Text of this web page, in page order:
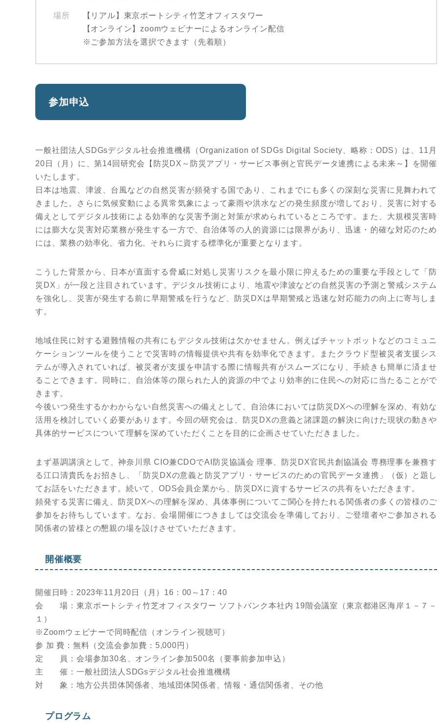
場所
【リアル】東京ポートシティ竹芝オフィスタワー
【オンライン】zoomウェビナーによるオンライン配信
※ご参加方法を選択できます（先着順）
参加申込
一般社団法人SDGsデジタル社会推進機構（Organization of SDGs Digital Society、略称：ODS）は、11月
20日（月）に、第14回研究会【防災DX～防災アプリ・サービス事例と官民データ連携による未来～】を開催
いたします。
日本は地震、津波、台風などの自然災害が頻発する国であり、これまでにも多くの深刻な災害に見舞われて
きました。さらに気候変動による異常気象によって豪雨や洪水などの発生頻度が増しており、災害に対する
備えとしてデジタル技術による効率的な災害予測と対策が求められているところです。また、大規模災害時
には膨大な災害対応業務が発生する一方で、自治体等の人的資源には限界があり、迅速・的確な対応のため
には、業務の効率化、省力化、それらに資する標準化が重要となります。
こうした背景から、日本が直面する脅威に対処し災害リスクを最小限に抑えるための重要な手段として「防
災DX」が一段と注目されています。デジタル技術により、地震や津波などの自然災害の予測と警戒システム
を強化し、災害が発生する前に早期警戒を行うなど、防災DXは早期警戒と迅速な対応能力の向上に寄与しま
す。
地域住民に対する避難情報の共有にもデジタル技術は欠かせません。例えばチャットボットなどのコミュニ
ケーションツールを使うことで災害時の情報提供や共有を効率化できます。またクラウド型被災者支援シス
テムが導入されていれば、被災者が支援を申請する際に情報共有がスムーズになり、手続きも簡単に済ませ
ることできます。同時に、自治体等の限られた人的資源の中でより効率的に住民への対応に当たることがで
きます。
今後いつ発生するかわからない自然災害への備えとして、自治体においては防災DXへの理解を深め、有効な
活用を検討していく必要があります。今回の研究会は、防災DXの意義と諸課題の解決に向けた現状の動きや
具体的サービスについて理解を深めていただくことを目的に企画させていただきました。
まず基調講演として、神奈川県 CIO兼CDOでAI防災協議会 理事、防災DX官民共創協議会 専務理事を兼務す
る江口清貴氏をお招きし、「防災DXの意義と防災アプリ・サービスのための官民データ連携」（仮）と題し
てお話をいただきます。続いて、ODS会員企業から、防災DXに資するサービスの共有をいただきます。
頻発する災害に備え、防災DXへの理解を深め、具体事例についてご関心を持たれる関係者の多くの皆様のご
参加をお待ちしています。なお、会場開催につきましては交流会を準備しており、ご登壇者やご参加される
関係者の皆様との懇親の場を設けさせていただきます。
開催概要
開催日時：2023年11月20日（月）16：00～17：40
会 場：東京ポートシティ竹芝オフィスタワー ソフトバンク本社内 19階会議室（東京都港区海岸１－７－
１）
※Zoomウェビナーで同時配信（オンライン視聴可）
参 加 費：無料（交流会参加費：5,000円）
定 員：会場参加30名、オンライン参加500名（要事前参加申込）
主 催：一般社団法人SDGsデジタル社会推進機構
対 象：地方公共団体関係者、地域団体関係者、情報・通信関係者、その他
プログラム